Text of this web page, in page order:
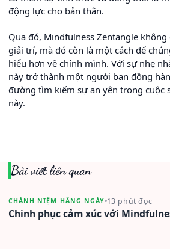
động lực cho bản thân.
Qua đó, Mindfulness Zentangle
giải trí, mà đó còn là một cách để
hiểu hơn về chính mình. Với sự nhẹ
này trở thành một người bạn đồng
đường tìm kiếm sự an yên trong cuộc
này.
Bài viết liên quan
CHÁNH NIỆM HẰNG NGÀY 13 phút đọc
Chinh phục cảm xúc với